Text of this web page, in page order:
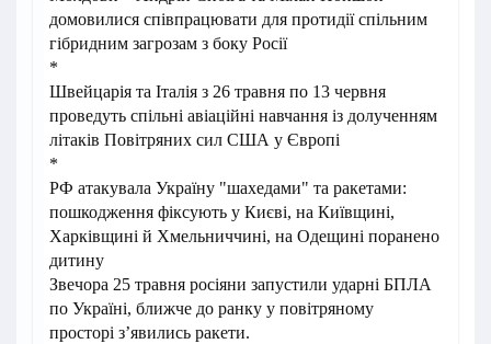
домовилися співпрацювати для протидії спільним
гібридним загрозам з боку Росії
*
Швейцарія та Італія з 26 травня по 13 червня
проведуть спільні авіаційні навчання із долученням
літаків Повітряних сил США у Європі
*
РФ атакувала Україну "шахедами" та ракетами:
пошкодження фіксують у Києві, на Київщині,
Харківщині й Хмельниччині, на Одещині поранено
дитину
Звечора 25 травня росіяни запустили ударні БПЛА
по Україні, ближче до ранку у повітряному
просторі зʼявились ракети.